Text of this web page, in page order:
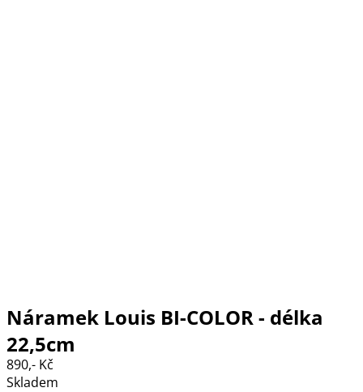
Náramek Louis BI-COLOR - délka
22,5cm
890,- Kč
Skladem